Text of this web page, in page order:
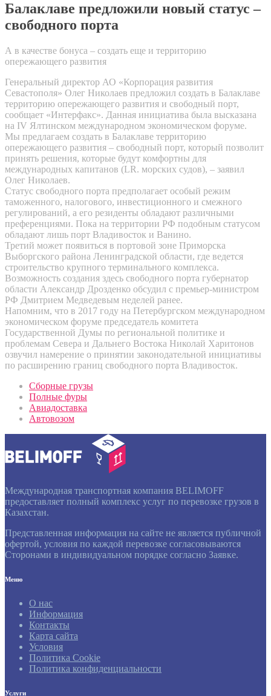
Балаклаве предложили новый статус –
свободного порта
А в качестве бонуса – создать еще и территорию
опережающего развития
Генеральный директор АО «Корпорация развития
Севастополя» Олег Николаев предложил создать в Балаклаве
территорию опережающего развития и свободный порт,
сообщает «Интерфакс». Данная инициатива была высказана
на IV Ялтинском международном экономическом форуме.
Мы предлагаем создать в Балаклаве территорию
опережающего развития – свободный порт, который позволит
принять решения, которые будут комфортны для
международных капитанов (LR. морских судов), – заявил
Олег Николаев.
Статус свободного порта предполагает особый режим
таможенного, налогового, инвестиционного и смежного
регулирований, а его резиденты обладают различными
преференциями. Пока на территории РФ подобным статусом
обладают лишь порт Владивосток и Ванино.
Третий может появиться в портовой зоне Приморска
Выборгского района Ленинградской области, где ведется
строительство крупного терминального комплекса.
Возможность создания здесь свободного порта губернатор
области Александр Дрозденко обсудил с премьер-министром
РФ Дмитрием Медведевым неделей ранее.
Напомним, что в 2017 году на Петербургском международном
экономическом форуме председатель комитета
Государственной Думы по региональной политике и
проблемам Севера и Дальнего Востока Николай Харитонов
озвучил намерение о принятии законодательной инициативы
по расширению границ свободного порта Владивосток.
Сборные грузы
Полные фуры
Авиадоставка
Автовозом
Международная транспортная компания BELIMOFF
предоставляет полный комплекс услуг по перевозке грузов в
Казахстан.
Представленная информация на сайте не является публичной
офертой, условия по каждой перевозке согласовываются
Сторонами в индивидуальном порядке согласно Заявке.
Меню
О нас
Информация
Контакты
Карта сайта
Условия
Политика Cookie
Политика конфиденциальности
Услуги